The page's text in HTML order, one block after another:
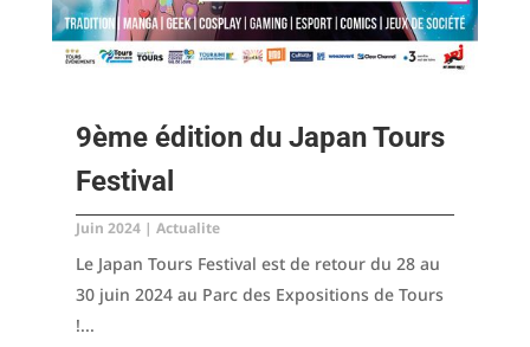
9ème édition du Japan Tours
Festival
Juin 2024| Actualite
Le Japan Tours Festival est de retour du 28 au
30 juin 2024 au Parc des Expositions de Tours
!...